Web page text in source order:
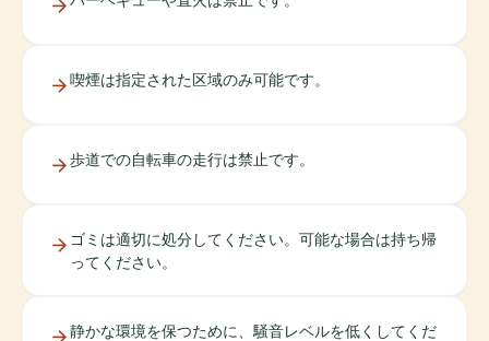
喫煙は指定された区域のみ可能です。
歩道での自転車の走行は禁止です。
ゴミは適切に処分してください。可能な場合は持ち帰
ってください。
静かな環境を保つために、騒音レベルを低くしてくだ